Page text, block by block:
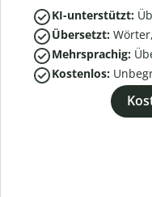
KI-unterstützt:
Übersetzt:
Mehrsprachig:
Kostenlos: